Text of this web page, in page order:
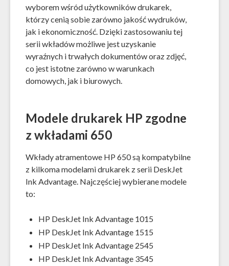
wyborem wśród użytkowników drukarek,
którzy cenią sobie zarówno jakość wydruków,
jak i ekonomiczność. Dzięki zastosowaniu tej
serii wkładów możliwe jest uzyskanie
wyraźnych i trwałych dokumentów oraz zdjęć,
co jest istotne zarówno w warunkach
domowych, jak i biurowych.
Modele drukarek HP zgodne
z wkładami 650
Wkłady atramentowe HP 650 są kompatybilne
z kilkoma modelami drukarek z serii DeskJet
Ink Advantage. Najczęściej wybierane modele
to:
HP DeskJet Ink Advantage 1015
HP DeskJet Ink Advantage 1515
HP DeskJet Ink Advantage 2545
HP DeskJet Ink Advantage 3545